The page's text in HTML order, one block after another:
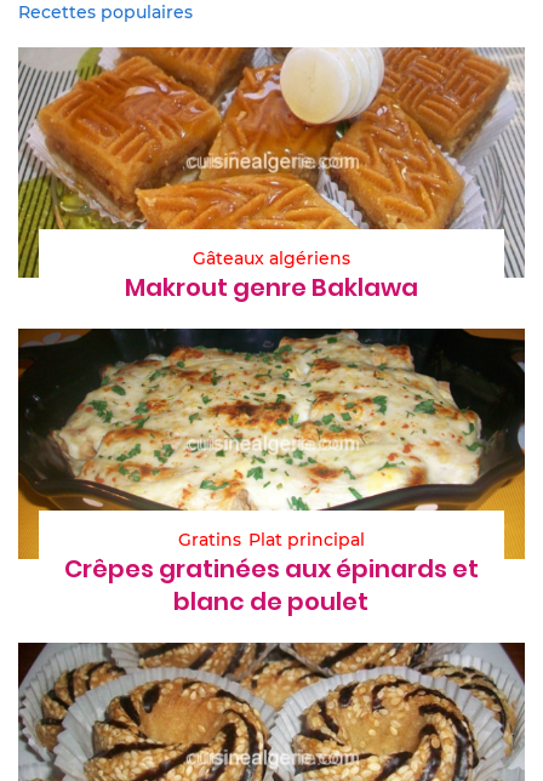
Recettes populaires
Gâteaux algériens
Makrout genre Baklawa
Gratins Plat principal
Crêpes gratinées aux épinards et
blanc de poulet